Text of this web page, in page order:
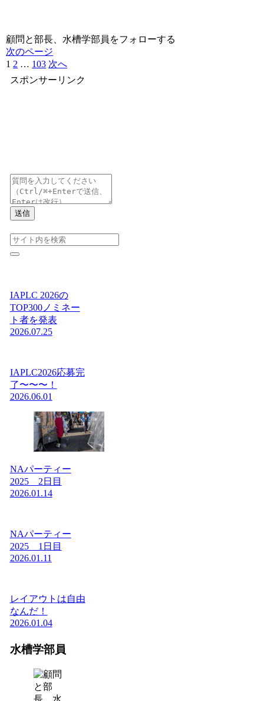
顧問と部長、水槽学部員をフォローする
次のページ
1 2 … 103 次へ
スポンサーリンク
送信
IAPLC 2026の
TOP300ノミネー
ト者を発表
2026.07.25
IAPLC2026応募完
了〜〜〜！
2026.06.01
NAパーティー
2025 2日目
2026.01.14
NAパーティー
2025 1日目
2026.01.11
レイアウトは自由
なんだ！
2026.01.04
水槽学部員